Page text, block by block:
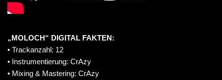
„MOLOCH“ DIGITAL FAKTEN:
• Trackanzahl: 12
• Instrumentierung: CrAzy
• Mixing & Mastering: CrAzy